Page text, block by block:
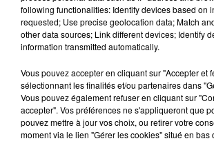
Afficher l'élément
Musique
following functionalities: Identify devices based on
requested; Use precise geolocation data; Match
other data sources; Link different devices; Identify
information transmitted automatically.
Vous pouvez accepter en cliquant sur "Accepter et
sélectionnant les finalités et/ou partenaires dans
Vous pouvez également refuser en cliquant sur
accepter". Vos préférences ne s'appliqueront que
pouvez mettre à jour vos choix, ou retirer votre
moment via le lien "Gérer les cookies" situé en bas